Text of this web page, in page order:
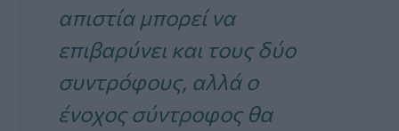
απιστία μπορεί να
επιβαρύνει και τους δύο
συντρόφους, αλλά ο
ένοχος σύντροφος θα